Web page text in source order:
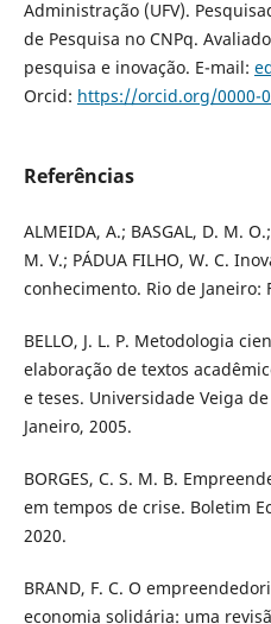
Administração (UFV).
de Pesquisa no CNPq.
pesquisa e inovação. E-mail:
Orcid: https://orcid.org/0000-
Referências
ALMEIDA, A.; BASGAL, D. M.
M. V.; PÁDUA FILHO, W. C.
conhecimento. Rio de Janeiro:
BELLO, J. L. P. Metodologia
elaboração de textos
e teses. Universidade Veiga
Janeiro, 2005.
BORGES, C. S. M. B.
em tempos de crise. Boletim
2020.
BRAND, F. C. O
economia solidária: uma